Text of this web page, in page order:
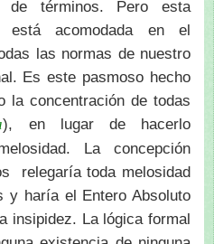
de términos. Pero esta
está acomodada en el
las normas de nuestro
Es este pasmoso hecho
la concentración de todas
), en lugar de hacerlo
La concepción
relegaría toda melosidad
y haría el Entero Absoluto
insipidez. La lógica formal